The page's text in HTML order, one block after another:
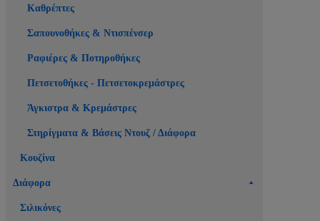
Καθρέπτες
Σαπουνοθήκες & Ντισπένσερ
Ραφιέρες & Ποτηροθήκες
Πετσετοθήκες - Πετσετοκρεμάστρες
Άγκιστρα & Κρεμάστρες
Στηρίγματα & Βάσεις Ντουζ / Διάφορα
Κουζίνα
Διάφορα
Σιλικόνες